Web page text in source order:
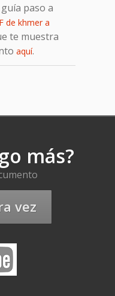
paso a
de khmer a
te muestra
aquí.
más?
vez